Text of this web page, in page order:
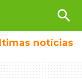
search
notícias